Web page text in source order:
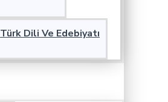
Türk Dili Ve Edebiyatı